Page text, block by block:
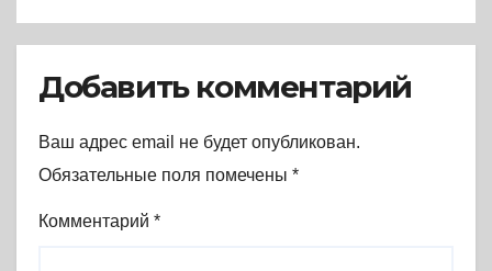
Добавить комментарий
Ваш адрес email не будет опубликован.
Обязательные поля помечены *
Комментарий *